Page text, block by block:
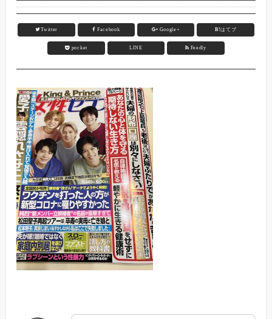
Twitter Facebook Google+ B!はてブ
pocket LINE Feedly